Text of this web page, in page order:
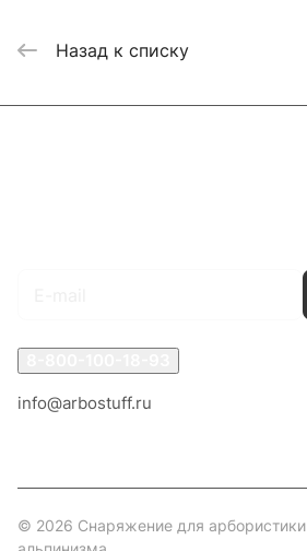
Назад к списку
info@arbostuff.ru
© 2026 Снаряжение для